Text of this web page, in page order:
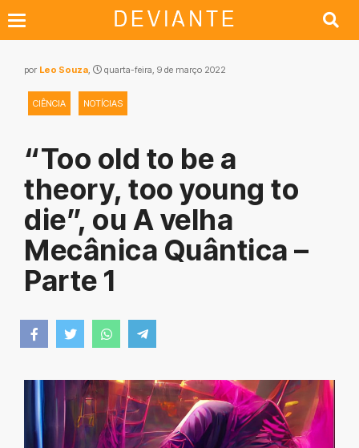
por Leo Souza, quarta-feira, 9 de março 2022
CIÊNCIA NOTÍCIAS
“Too old to be a
theory, too young to
die”, ou A velha
Mecânica Quântica –
Parte 1